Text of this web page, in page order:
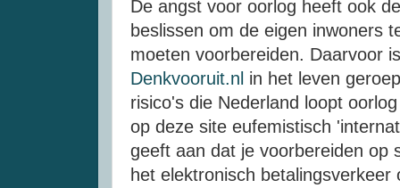
De angst voor oorlog heeft ook
beslissen om de eigen inwoners
moeten voorbereiden. Daarvoor
Denkvooruit.nl in het leven
risico's die Nederland loopt
op deze site eufemistisch
geeft aan dat je voorbereiden op
het elektronisch